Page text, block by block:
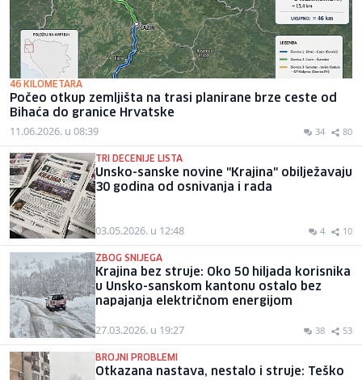
46 KILOMETARA
Počeo otkup zemljišta na trasi planirane brze ceste od
Bihaća do granice Hrvatske
11.06.2026. u 08:39 34 80
TRI DECENIJE LISTA
Unsko-sanske novine "Krajina" obilježavaju
30 godina od osnivanja i rada
03.05.2026. u 12:48 4 10
ZBOG SNIJEGA
Krajina bez struje: Oko 50 hiljada korisnika
u Unsko-sanskom kantonu ostalo bez
napajanja električnom energijom
27.03.2026. u 19:27 38 53
BROJNI PROBLEMI
Otkazana nastava, nestalo i struje: Teško